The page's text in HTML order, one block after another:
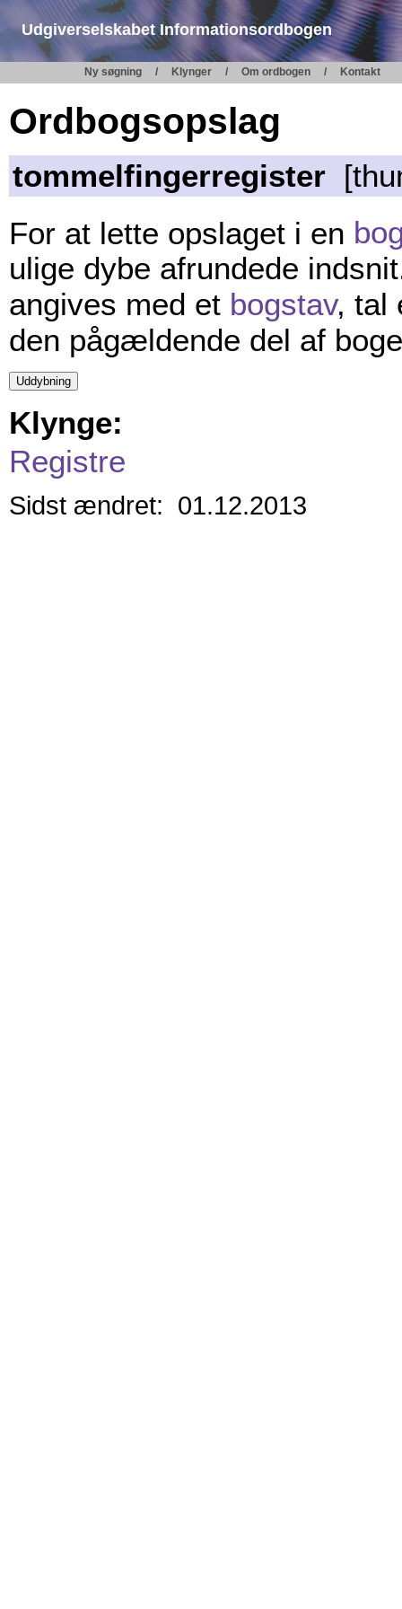
Udgiverselskabet Informationsordbogen
Ny søgning Klynger Om ordbogen Kontakt
Ordbogsopslag
tommelfingerregister
For at lette opslaget i en
ulige dybe afrundede
angives med et bogstav, tal
den pågældende del af
Klynge:
Registre
Sidst ændret: 01.12.2013